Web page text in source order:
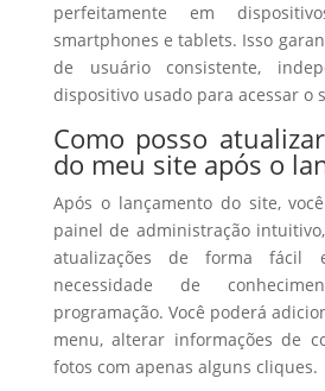
perfeitamente em
smartphones e tablets. Isso
de usuário consistente,
dispositivo usado para acessar o
Como posso
do meu site após o
Após o lançamento do site,
painel de administração
atualizações de forma fácil
necessidade de
programação. Você poderá
menu, alterar informações de
fotos com apenas alguns cliques.